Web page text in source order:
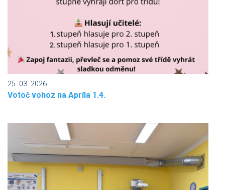
25. 03. 2026
Votoč vohoz na Apríla 1.4.